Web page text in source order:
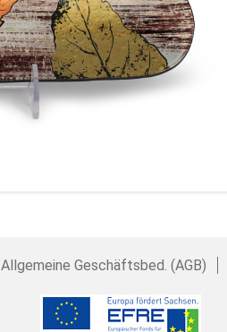
Allgemeine Geschäftsbed. (AGB)